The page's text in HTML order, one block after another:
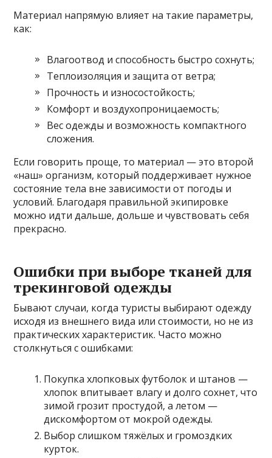
Материал напрямую влияет на такие параметры,
как:
Влагоотвод и способность быстро сохнуть;
Теплоизоляция и защита от ветра;
Прочность и износостойкость;
Комфорт и воздухопроницаемость;
Вес одежды и возможность компактного
сложения.
Если говорить проще, то материал — это второй
«наш» организм, который поддерживает нужное
состояние тела вне зависимости от погоды и
условий. Благодаря правильной экипировке
можно идти дальше, дольше и чувствовать себя
прекрасно.
Ошибки при выборе тканей для
трекинговой одежды
Бывают случаи, когда туристы выбирают одежду
исходя из внешнего вида или стоимости, но не из
практических характеристик. Часто можно
столкнуться с ошибками:
Покупка хлопковых футболок и штанов —
хлопок впитывает влагу и долго сохнет, что
зимой грозит простудой, а летом —
дискомфортом от мокрой одежды.
Выбор слишком тяжёлых и громоздких
курток.